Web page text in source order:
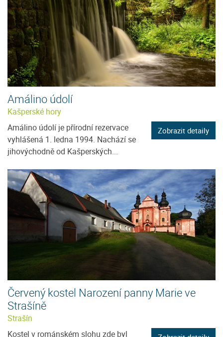
Amálino údolí
Kašperské hory
Amálino údolí je přírodní rezervace
vyhlášená 1. ledna 1994. Nachází se
jihovýchodně od Kašperských...
Zobrazit detaily
Červený kostel Narození panny Marie ve
Strašíně
Strašín
Kostel v románském slohu zde byl